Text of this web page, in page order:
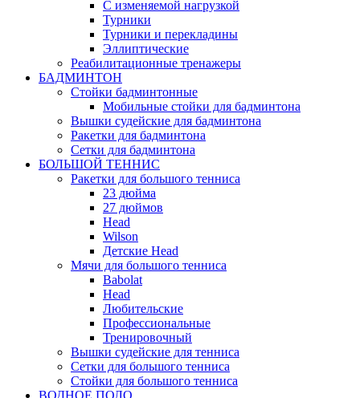
С изменяемой нагрузкой
Турники
Турники и перекладины
Эллиптические
Реабилитационные тренажеры
БАДМИНТОН
Стойки бадминтонные
Мобильные стойки для бадминтона
Вышки судейские для бадминтона
Ракетки для бадминтона
Сетки для бадминтона
БОЛЬШОЙ ТЕННИС
Ракетки для большого тенниса
23 дюйма
27 дюймов
Head
Wilson
Детские Head
Мячи для большого тенниса
Babolat
Head
Любительские
Профессиональные
Тренировочный
Вышки судейские для тенниса
Сетки для большого тенниса
Стойки для большого тенниса
ВОДНОЕ ПОЛО